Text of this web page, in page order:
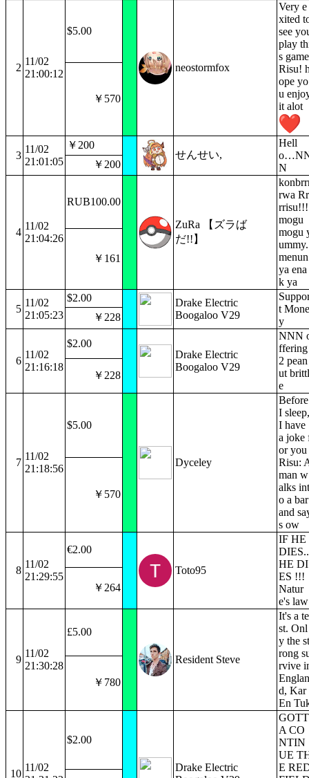
2
11/02
21:00:12
$5.00
neostormfox
Very e
xited
see
play
s game
Risu!
ope yo
u
it alot
￥570
3
11/02
21:01:05
￥200
せんせい,
Hell
N
￥200
4
11/02
21:04:26
RUB100.00
ZuRa 【ズラば
だ!!】
rwa Rr
rrisu!!!
mogu
mogu
menun
ya ena
k ya
￥161
5
11/02
21:05:23
$2.00
Drake Electric
Boogaloo V29
t Mone
y
￥228
6
11/02
21:16:18
$2.00
Drake Electric
Boogaloo V29
NNN
ffering
2 pean
ut brittl
e
￥228
7
11/02
21:18:56
$5.00
Dyceley
Before
I sleep,
I have
a joke
or you
Risu:
man w
alks int
o a bar
and
s ow
￥570
8
11/02
21:29:55
€2.00
Toto95
IF HE
HE DI
ES !!!
Natur
e's law
￥264
9
11/02
21:30:28
£5.00
Resident Steve
It's a te
st. Onl
y the st
rong
rvive
Englan
d, Kar
En
￥780
10
11/02
$2.00
Drake Electric
GOTT
A CO
NTIN
UE
E